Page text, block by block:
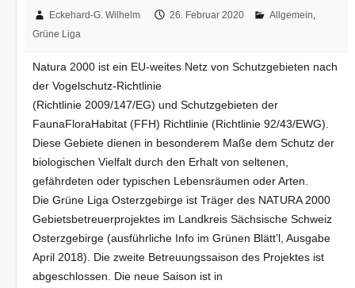
Eckehard-G. Wilhelm 26. Februar 2020 Allgemein,
Grüne Liga
Natura 2000 ist ein EU-weites Netz von Schutzgebieten nach
der Vogelschutz-Richtlinie
(Richtlinie 2009/147/EG) und Schutzgebieten der
FaunaFloraHabitat (FFH) Richtlinie (Richtlinie 92/43/EWG).
Diese Gebiete dienen in besonderem Maße dem Schutz der
biologischen Vielfalt durch den Erhalt von seltenen,
gefährdeten oder typischen Lebensräumen oder Arten.
Die Grüne Liga Osterzgebirge ist Träger des NATURA 2000
Gebietsbetreuerprojektes im Landkreis Sächsische Schweiz
Osterzgebirge (ausführliche Info im Grünen Blätt’l, Ausgabe
April 2018). Die zweite Betreuungssaison des Projektes ist
abgeschlossen. Die neue Saison ist in